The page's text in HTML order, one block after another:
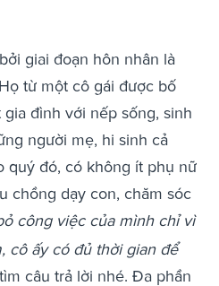
giai đoạn hôn nhân là
từ một cô gái được bố
đình với nếp sống, sinh
người mẹ, hi sinh cả
quý đó, có không ít phụ nữ
chồng dạy con, chăm sóc
công việc của mình chỉ vì
cô ấy có đủ thời gian để
câu trả lời nhé. Đa phần